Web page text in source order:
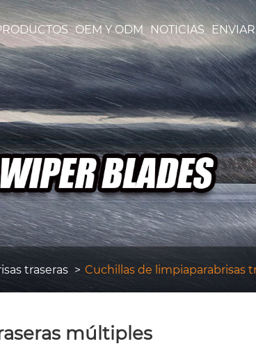
OEM Y ODM NOTICIAS
traseras Cuchillas de limpiaparabrisas
múltiples